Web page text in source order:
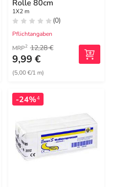
Rolle 80cm
1X2 m
(0)
Pflichtangaben
MRP2 12,28 €
9,99 €
(5,00 €/1 m)
-24%4